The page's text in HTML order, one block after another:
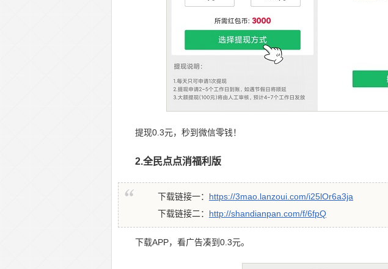
提现0.3元，秒到微信零钱！
2.全民点点消福利版
下载链接一： https://3mao.lanzoui.com/i25lOr6a3ja
下载链接二： http://shandianpan.com/f/6fpQ
下载APP，看广告凑到0.3元。